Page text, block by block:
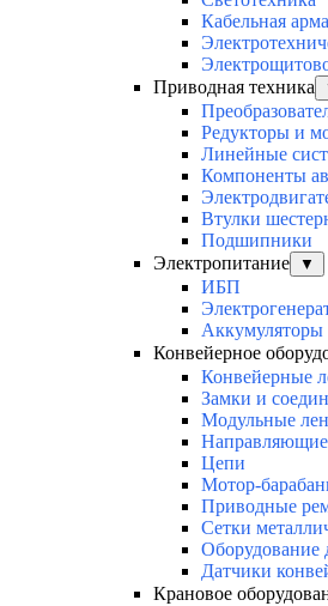
Кабельная
Приводная техника
Редукторы и
Линейные
Компоненты
Втулки
Подшипники
Электропитание
▼
ИБП
Аккумуляторы
Конвейерное
Конвейерные
Замки и
Модульные
Цепи
Мотор-
Приводные
Сетки
Оборудование
Датчики
Крановое